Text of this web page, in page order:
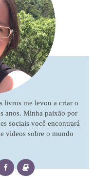
livros me levou a criar o
anos. Minha paixão por
sociais você encontrará
vídeos sobre o mundo